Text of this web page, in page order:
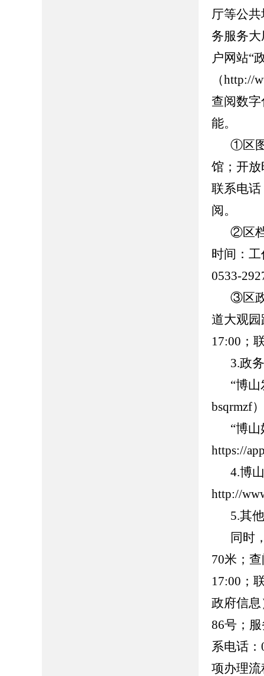
厅等公
务服务
户网站“
（http://
查阅数
能。
①区
馆；开
联系电话
阅。
②区
时间：
0533-
③区
道大观
17:00；
3.政
“博
bsqrmzf
“博
https://
4.博
http://
5.其
同时
70米；
17:00；
政府信
86号；
系电话
项办理